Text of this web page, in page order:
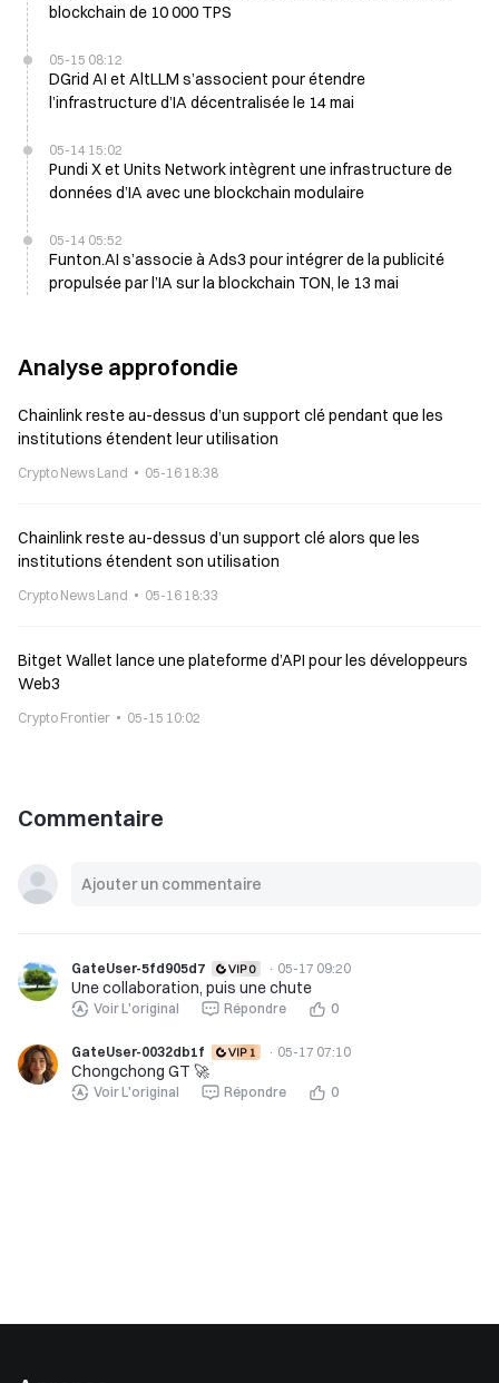
blockchain de 10 000 TPS
05-15 08:12
DGrid AI et AltLLM s’associent pour étendre
l’infrastructure d’IA décentralisée le 14 mai
05-14 15:02
Pundi X et Units Network intègrent une infrastructure de
données d’IA avec une blockchain modulaire
05-14 05:52
Funton.AI s’associe à Ads3 pour intégrer de la publicité
propulsée par l’IA sur la blockchain TON, le 13 mai
Analyse approfondie
Chainlink reste au-dessus d’un support clé pendant que les
institutions étendent leur utilisation
Crypto News Land 05-16 18:38
Chainlink reste au-dessus d’un support clé alors que les
institutions étendent son utilisation
Crypto News Land 05-16 18:33
Bitget Wallet lance une plateforme d’API pour les développeurs
Web3
Crypto Frontier 05-15 10:02
Commentaire
GateUser-5fd905d7 · 05-17 09:20
Une collaboration, puis une chute
Voir L'original Répondre 0
GateUser-0032db1f · 05-17 07:10
Chongchong GT 🚀
Voir L'original Répondre 0